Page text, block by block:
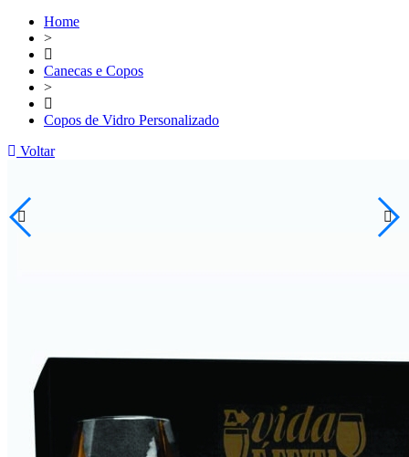
Home
>
Canecas e Copos
>
Copos de Vidro Personalizado
Voltar